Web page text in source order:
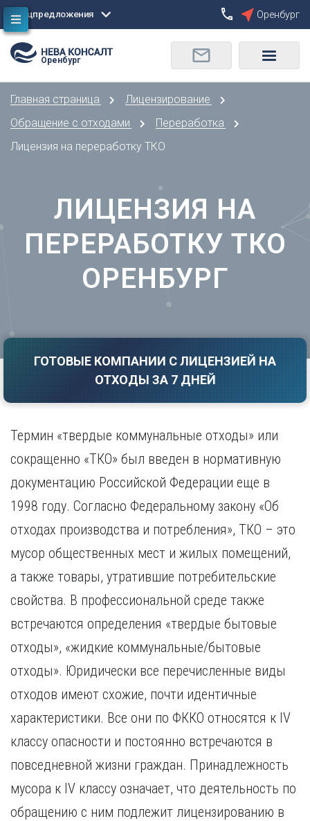
Сбросить
Москва
Санкт-Петербург
Астрахань
Барнаул
Белгород
Брянск
В
Владивосток
Владикавказ
Воронеж
Е
Екатеринбург
Иваново
Иркутск
К
Казань
Калининград
Калуга
Кемерово
Киров
Краснодар
Красноярск
Курган
Курск
Л
Липецк
М
Махачкала
Мурманск
Н
Набережные Челны
О
Орел
Оренбург
Р
Рязань
С
Самара
Севастополь
Симферополь
Смоленск
Сочи
Ставрополь
Т
Тверь
Тольятти
Томск
Тула
Тюмень
У
Улан-Удэ
Ульяновск
Уфа
Хабаровск
Чебоксары
Челябинск
Чита
Я
Ярославль
Спецпредложения Оренбург
Оренбург
Главная страница
Лицензирование
Обращение с отходами
Переработка
Лицензия на переработку ТКО
ЛИЦЕНЗИЯ НА
ПЕРЕРАБОТКУ ТКО
ОРЕНБУРГ
ГОТОВЫЕ КОМПАНИИ С ЛИЦЕНЗИЕЙ НА
ОТХОДЫ ЗА 7 ДНЕЙ
Термин «твердые коммунальные отходы» или
сокращенно «ТКО» был введен в нормативную
документацию Российской Федерации еще в
1998 году. Согласно Федеральному закону «Об
отходах производства и потребления», ТКО – это
мусор общественных мест и жилых помещений,
а также товары, утратившие потребительские
свойства. В профессиональной среде также
встречаются определения «твердые бытовые
отходы», «жидкие коммунальные/бытовые
отходы». Юридически все перечисленные виды
отходов имеют схожие, почти идентичные
характеристики. Все они по ФККО относятся к IV
классу опасности и постоянно встречаются в
повседневной жизни граждан. Принадлежность
мусора к IV классу означает, что деятельность по
обращению с ним подлежит лицензированию в